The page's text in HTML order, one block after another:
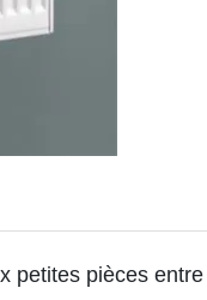
petites pièces